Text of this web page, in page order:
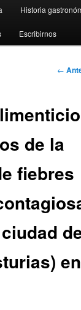
Historia
Escribirnos
←
de la
fiebres